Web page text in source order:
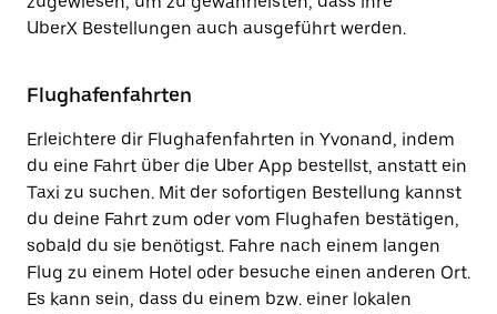
UberX Bestellungen auch ausgeführt werden.
Flughafenfahrten
Erleichtere dir Flughafenfahrten in Yvonand, indem
du eine Fahrt über die Uber App bestellst, anstatt ein
Taxi zu suchen. Mit der sofortigen Bestellung kannst
du deine Fahrt zum oder vom Flughafen bestätigen,
sobald du sie benötigst. Fahre nach einem langen
Flug zu einem Hotel oder besuche einen anderen Ort.
Es kann sein, dass du einem bzw. einer lokalen